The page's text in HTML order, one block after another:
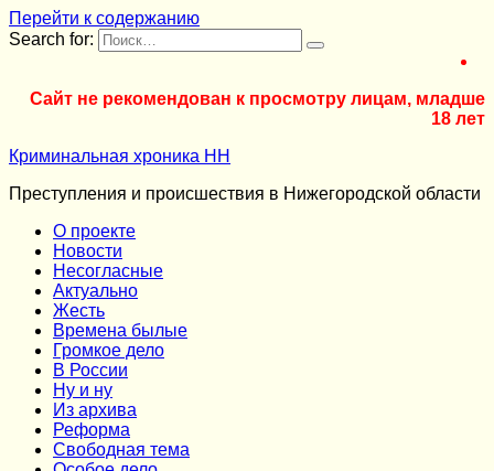
Перейти к содержанию
Search for:
Сайт не рекомендован к просмотру лицам, младше
18 лет
Криминальная хроника НН
Преступления и происшествия в Нижегородской области
О проекте
Новости
Несогласные
Актуально
Жесть
Времена былые
Громкое дело
В России
Ну и ну
Из архива
Реформа
Cвободная тема